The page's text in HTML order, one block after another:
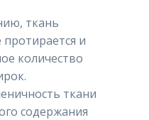
ткань
протирается и
количество
ткани
содержания